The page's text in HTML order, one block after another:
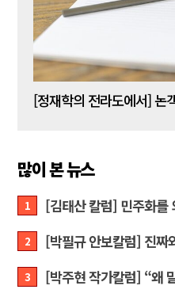
[정재학의 전라도에서] 논
많이 본 뉴스
1
2
3